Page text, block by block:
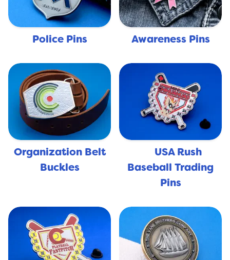
Police Pins Awareness Pins
Organization Belt
Buckles
USA Rush
Baseball Trading
Pins